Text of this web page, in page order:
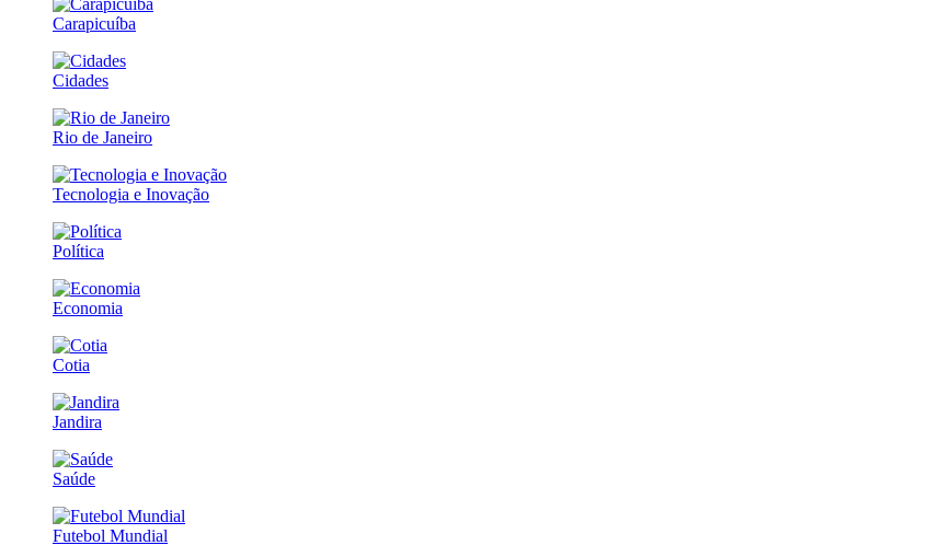
Carapicuíba
Cidades
Rio de Janeiro
Tecnologia e Inovação
Política
Economia
Cotia
Jandira
Saúde
Futebol Mundial